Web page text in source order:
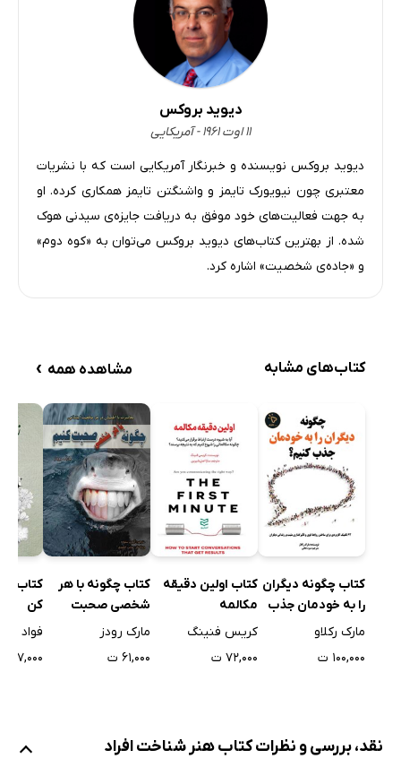
دیوید بروکس
۱۱ اوت ۱۹۶۱ - آمریکایی
دیوید بروکس نویسنده و خبرنگار آمریکایی است که با نشریات
معتبری چون نیویورک تایمز و واشنگتن تایمز همکاری کرده. او
به جهت فعالیت‌های خود موفق به دریافت جایزه‌ی سیدنی هوک
شده. از بهترین کتاب‌های دیوید بروکس می‌توان به «کوه دوم»
و «جاده‌ی شخصیت» اشاره کرد.
کتاب‌های مشابه مشاهده همه ›
کتاب چگونه دیگران
را به خودمان جذب
کنیم؟
مارک رکلاو
۱۰۰,۰۰۰ ت
کتاب اولین دقیقه
مکالمه
کریس فنینگ
۷۲,۰۰۰ ت
کتاب چگونه با هر
شخصی صحبت
کنیم؟
مارک رودز
۶۱,۰۰۰ ت
کتاب
کن
فواد
۵۷,۰۰۰ ت
نقد، بررسی و نظرات کتاب هنر شناخت افراد